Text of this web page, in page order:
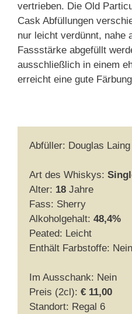
vertrieben. Die Old
Cask Abfüllungen
nur leicht verdünnt, nahe
Fassstärke abgefüllt
ausschließlich in einem
erreicht eine gute
Abfüller: Douglas Laing
Art des Whiskys:
Alter: 18 Jahre
Fass: Sherry
Alkoholgehalt: 48,4%
Peated: Leicht
Enthält Farbstoffe: Nein
Im Ausschank: Nein
Preis (2cl): € 11,00
Standort: Regal 6